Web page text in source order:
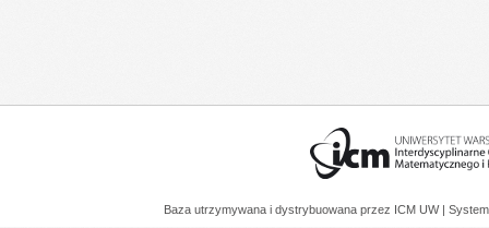
Baza utrzymywana i dystrybuowana przez ICM UW |